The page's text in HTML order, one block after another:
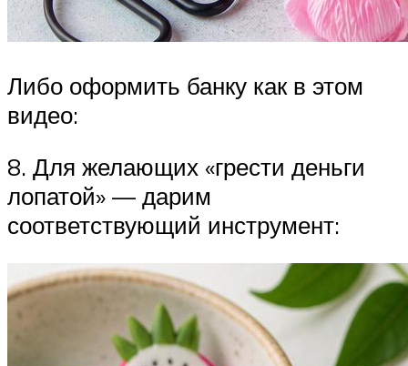
Либо оформить банку как в этом
видео:
8. Для желающих «грести деньги
лопатой» — дарим
соответствующий инструмент: